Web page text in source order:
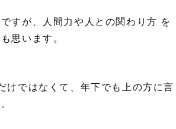
すが、人間力や人との関わり方 を
思います。
けではなくて、年下でも上の方に言